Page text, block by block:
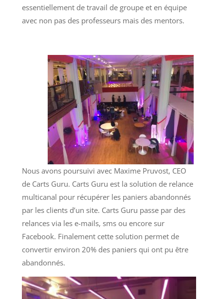
essentiellement de travail de groupe et en équipe
avec non pas des professeurs mais des mentors.
Nous avons poursuivi avec Maxime Pruvost, CEO
de Carts Guru. Carts Guru est la solution de relance
multicanal pour récupérer les paniers abandonnés
par les clients d’un site. Carts Guru passe par des
relances via les e-mails, sms ou encore sur
Facebook. Finalement cette solution permet de
convertir environ 20% des paniers qui ont pu être
abandonnés.